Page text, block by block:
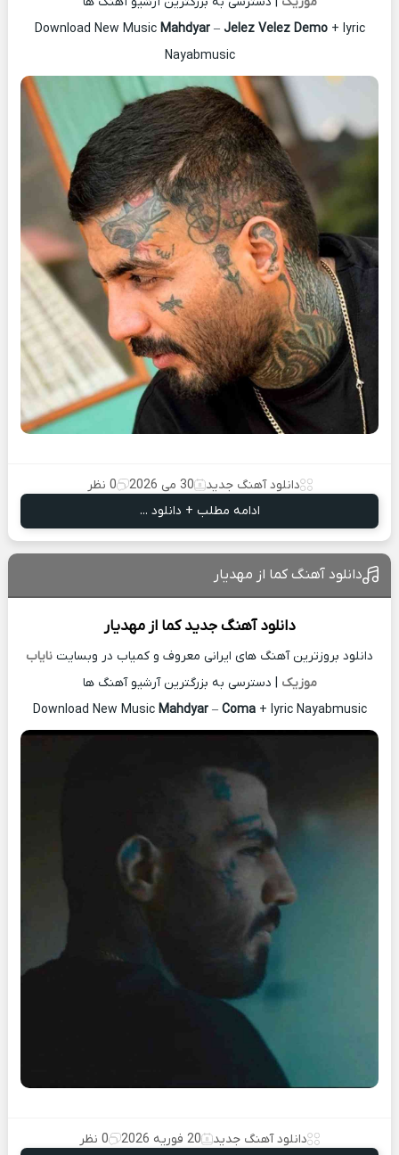
Download New Music Mahdyar– Jelez Velez Demo+ lyric
Nayabmusic
دانلود آهنگ جدید 30 می 2026
0 نظر
ادامه مطلب + دانلود ...
دانلود آهنگ کما از مهدیار
دانلود آهنگ جدیدکما ازمهدیار
دانلود بروزترین آهنگ های ایرانی معروف و کمیاب در وبسایت نایاب
موزیک | دسترسی به بزرگترین آرشیو آهنگ ها
Download New Music Mahdyar– Coma+ lyric Nayabmusic
دانلود آهنگ جدید 20 فوریه 2026
0 نظر